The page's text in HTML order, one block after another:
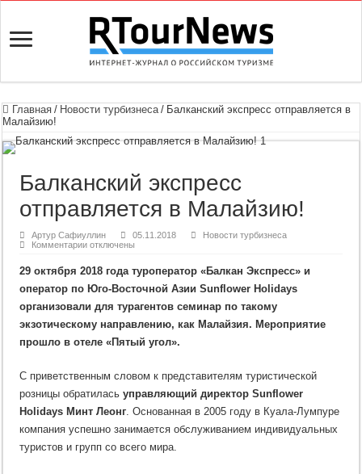
Главная / Новости турбизнеса / Балканский экспресс отправляется в
Малайзию!
Балканский экспресс
отправляется в Малайзию!
Артур Сафиуллин 05.11.2018
Новости турбизнеса
Комментариик
экспресс
отправляется
в
отключены
29 октября 2018 года туроператор «Балкан Экспресс» и
оператор по Юго-Восточной Азии Sunflower Holidays
организовали для турагентов семинар по такому
экзотическому направлению, как Малайзия. Мероприятие
прошло в отеле «Пятый угол».
С приветственным словом к представителям туристической
розницы обратиласьуправляющий директор Sunflower
Holidays Минт Леонг. Основанная в 2005 году в Куала-Лумпуре
компания успешно занимается обслуживанием индивидуальных
туристов и групп со всего мира.